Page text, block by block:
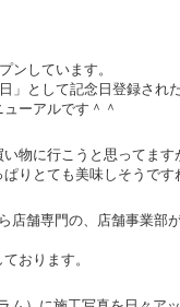
ンしています。
」として記念日登録され
ーアルです＾＾
物に行こうと思ってま
ぱりとても美味しそうで
店舗専門の、店舗事業部
おります。